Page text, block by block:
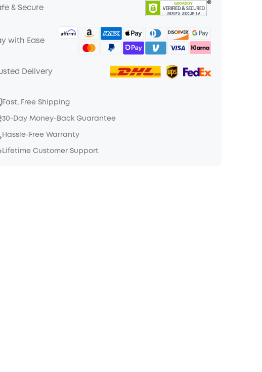
& Secure
with Ease
Delivery
Fast, Free Shipping
30-Day Money-Back Guarantee
Hassle-Free Warranty
Lifetime Customer Support